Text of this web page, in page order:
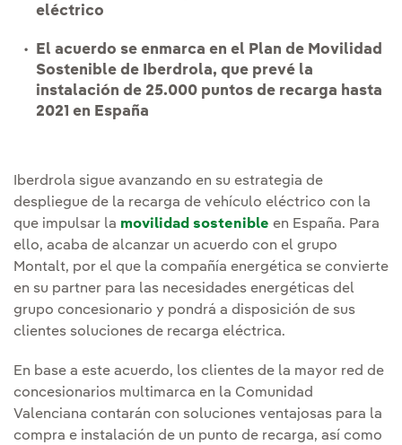
eléctrico
El acuerdo se enmarca en el Plan de Movilidad
Sostenible de Iberdrola, que prevé la
instalación de 25.000 puntos de recarga hasta
2021 en España
Iberdrola sigue avanzando en su estrategia de
despliegue de la recarga de vehículo eléctrico con la
que impulsar la movilidad sostenible en España. Para
ello, acaba de alcanzar un acuerdo con el grupo
Montalt, por el que la compañía energética se convierte
en su partner para las necesidades energéticas del
grupo concesionario y pondrá a disposición de sus
clientes soluciones de recarga eléctrica.
En base a este acuerdo, los clientes de la mayor red de
concesionarios multimarca en la Comunidad
Valenciana contarán con soluciones ventajosas para la
compra e instalación de un punto de recarga, así como